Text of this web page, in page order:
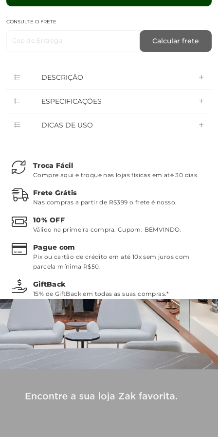
CONSULTE O FRETE
Cep de Entrega Calcular frete
DESCRIÇÃO
ESPECIFICAÇÕES
DICAS DE USO
Troca Fácil
Compre aqui e troque nas lojas físicas em até 30 dias.
Frete Grátis
Nas compras a partir de R$399 o frete é nosso.
10% OFF
Válido na primeira compra. Cupom: BEMVINDO.
Pague com
Pix ou cartão de crédito em até 10x sem juros com
parcela mínima R$50.
GiftBack
15% de GiftBack em todas as suas compras.*